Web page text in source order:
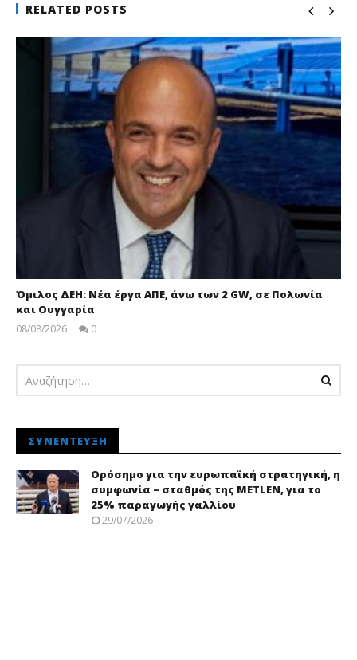
RELATED POSTS
Όμιλος ΔΕΗ: Νέα έργα ΑΠΕ, άνω των 2 GW, σε Πολωνία
και Ουγγαρία
08/08/2026
0
ΣΥΝΈΝΤΕΥΞΗ
Ορόσημο για την ευρωπαϊκή στρατηγική, η
συμφωνία – σταθμός της METLEN, για το
25% παραγωγής γαλλίου
29/07/2026